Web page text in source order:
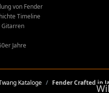
von Fender
Timeline
Gitarren
Jahre
Kataloge Fender Crafted in